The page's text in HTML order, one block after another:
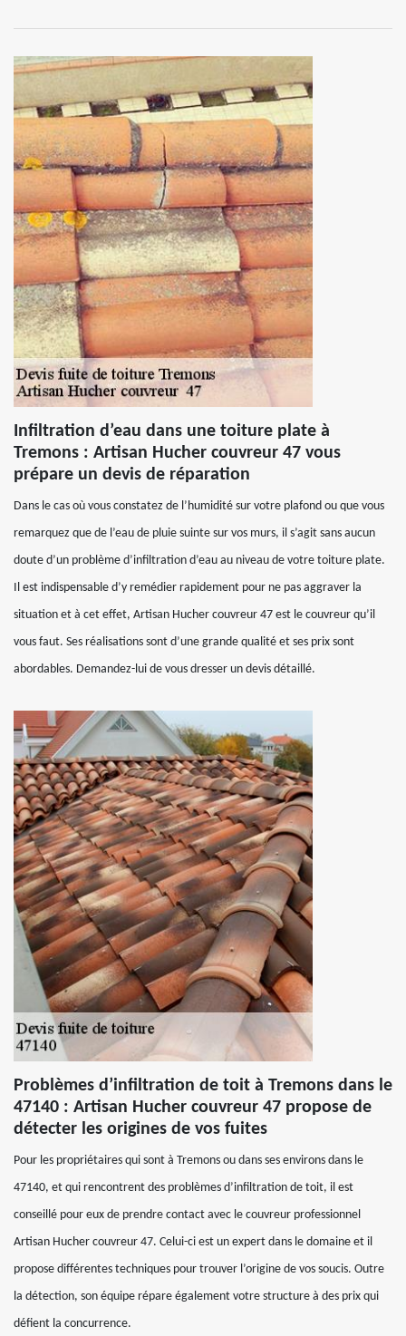
Infiltration d’eau dans une toiture plate à
Tremons : Artisan Hucher couvreur 47 vous
prépare un devis de réparation
Dans le cas où vous constatez de l’humidité sur votre plafond ou que vous
remarquez que de l’eau de pluie suinte sur vos murs, il s’agit sans aucun
doute d’un problème d’infiltration d’eau au niveau de votre toiture plate.
Il est indispensable d’y remédier rapidement pour ne pas aggraver la
situation et à cet effet, Artisan Hucher couvreur 47 est le couvreur qu’il
vous faut. Ses réalisations sont d’une grande qualité et ses prix sont
abordables. Demandez-lui de vous dresser un devis détaillé.
Problèmes d’infiltration de toit à Tremons dans le
47140 : Artisan Hucher couvreur 47 propose de
détecter les origines de vos fuites
Pour les propriétaires qui sont à Tremons ou dans ses environs dans le
47140, et qui rencontrent des problèmes d’infiltration de toit, il est
conseillé pour eux de prendre contact avec le couvreur professionnel
Artisan Hucher couvreur 47. Celui-ci est un expert dans le domaine et il
propose différentes techniques pour trouver l’origine de vos soucis. Outre
la détection, son équipe répare également votre structure à des prix qui
défient la concurrence.